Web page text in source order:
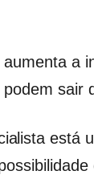
a
sair
está